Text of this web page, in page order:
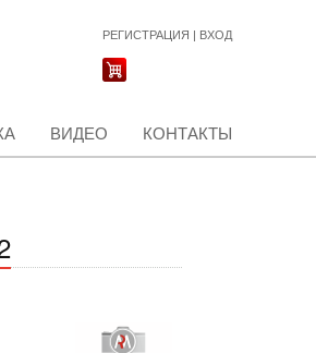
РЕГИСТРАЦИЯ | ВХОД
ВИДЕО КОНТАКТЫ